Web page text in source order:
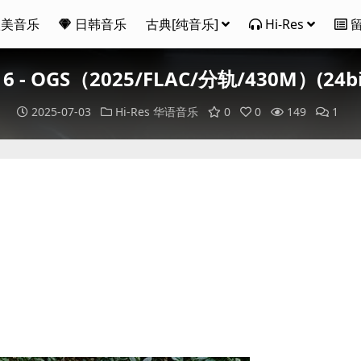
音乐 日韩音乐 古典[纯音乐] Hi-Res
- OGS（2025/FLAC/分轨/430M）
2025-07-03 Hi-Res 华语音乐 0 0 149 1